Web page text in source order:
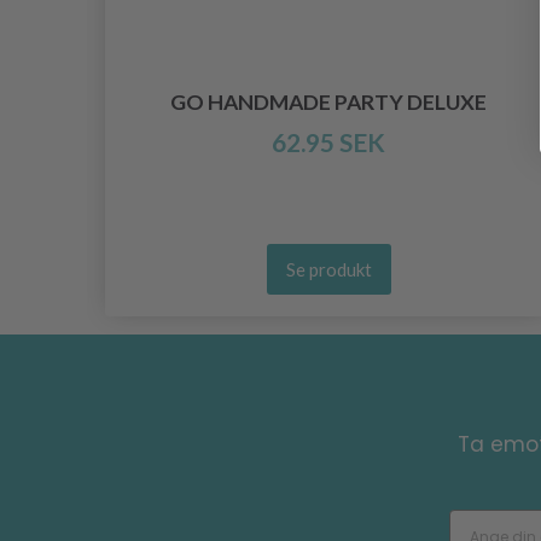
GO HANDMADE PARTY DELUXE
62.95 SEK
Se produkt
Ta